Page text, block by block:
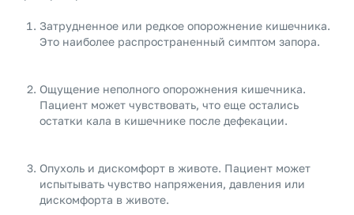
Затрудненное или редкое опорожнение кишечника.
Это наиболее распространенный симптом запора.
Ощущение неполного опорожнения кишечника.
Пациент может чувствовать, что еще остались
остатки кала в кишечнике после дефекации.
Опухоль и дискомфорт в животе. Пациент может
испытывать чувство напряжения, давления или
дискомфорта в животе.